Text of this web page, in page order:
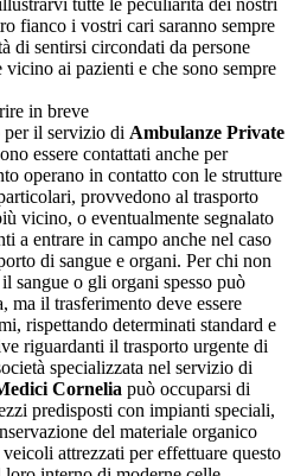
tutte le peculiarità dei nostri
fianco i vostri cari saranno sempre
di sentirsi circondati da persone
vicino ai pazienti e che sono sempre
in breve
il servizio di Ambulanze Private
essere contattati anche per
operano in contatto con le strutture
provvedono al trasporto
vicino, o eventualmente segnalato
a entrare in campo anche nel caso
di sangue e organi. Per chi non
sangue o gli organi spesso può
ma il trasferimento deve essere
rispettando determinati standard e
riguardanti il trasporto urgente di
specializzata nel servizio di
Cornelia può occuparsi di
predisposti con impianti speciali,
del materiale organico
attrezzati per effettuare questo